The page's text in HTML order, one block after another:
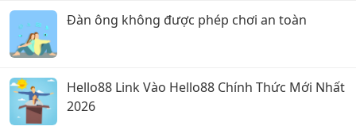
Đàn ông không được phép chơi an toàn
Hello88 Link Vào Hello88 Chính Thức Mới Nhất
2026